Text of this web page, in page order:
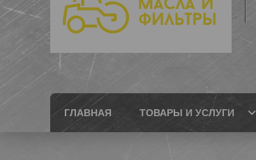
ГЛАВНАЯ ТОВАРЫ И УСЛУГИ